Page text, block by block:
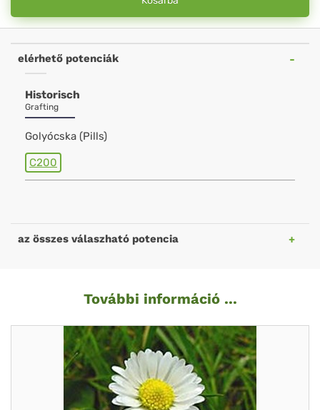
elérhető potenciák
Historisch
Grafting
Golyócska (Pills)
C200
az összes válaszható potencia
További információ ...